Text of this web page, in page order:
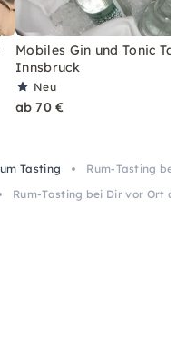
Mobiles Gin und Tonic
Innsbruck
Neu
ab 70 €
Tasting
Rum-Tasting bei
Rum-Tasting bei Dir vor Ort ab